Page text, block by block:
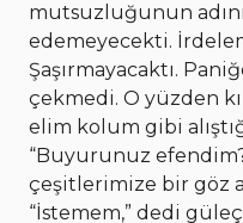
mutsuzluğunun
edemeyecekti.
Şaşırmayacaktı.
çekmedi. O yüzden
elim kolum gibi
“Buyurunuz
çeşitlerimize bir göz
“İstemem,” dedi